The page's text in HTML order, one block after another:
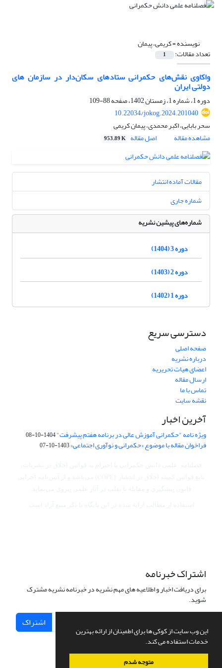
این وب سایت از کوکی ها برای اطمینان از ارائه بهترین
خدمات استفاده می کند.
متوجه شدم
نویسنده =کریمی، پیمان
تعداد مقالات: 1
واکاوی نقش‌های حکمرانی ستادهای سکان‌دار در سازمان های
دولتی ایران
دوره 1، شماره 1، زمستان 1402، صفحه
88-109
10.22034/jokog.2024.201040
سحر بابایی، اکبر محمدی، پیمان کریمی
مشاهده مقاله
اصل مقاله 953.89 K
مقالات آماده انتشار
شماره جاری
شماره‌های پیشین نشریه
دوره 3 (1404)
دوره 2 (1403)
دوره 1 (1402)
دسترسی سریع
صفحه اصلی
درباره نشریه
اعضای هیات تحریریه
ارسال مقاله
تماس با ما
نقشه سایت
آخرین اخبار
ویژه نامه "حکمرانی آموزش عالی در برنامه هفتم پیشرفت"1404-10-08
فراخوان مقاله با موضوع «حکمرانی و نوآوری اجتماعی»1403-10-07
اشتراک خبرنامه
برای دریافت اخبار و اطلاعیه های مهم نشریه در خبرنامه نشریه مشترک
شوید.
اشتراک